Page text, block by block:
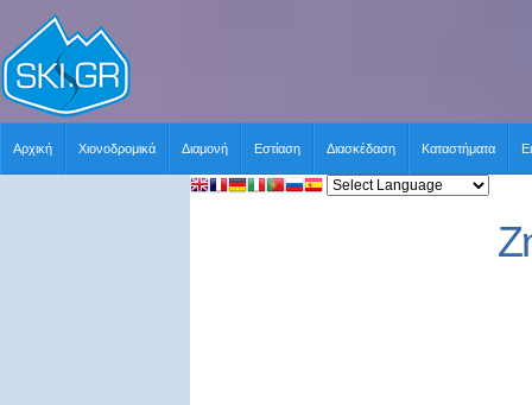
Αρχική Χιονοδρομικά Διαμονή Εστίαση Διασκέδαση Καταστήματα